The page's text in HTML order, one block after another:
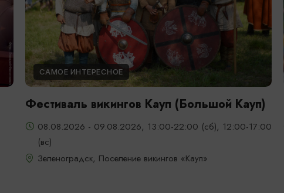
САМОЕ ИНТЕРЕСНОЕ
Фестиваль викингов Кауп (Большой Кауп)
08.08.2026 - 09.08.2026, 13:00-22:00 (сб), 12:00-17:00
(вс)
Зеленоградск, Поселение викингов «Кауп»